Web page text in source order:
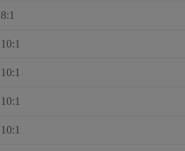
8:1
10:1
10:1
10:1
10:1